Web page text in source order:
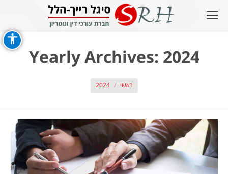
Yearly Archives: 2024
ראשי 2024